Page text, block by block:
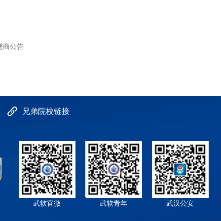
商公告
兄弟院校链接
武软官微 武软青年 武汉公安